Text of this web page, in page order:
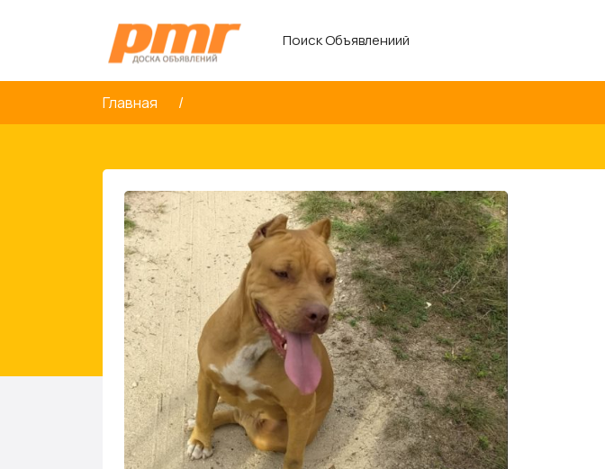
Поиск Объявлениий
Главная